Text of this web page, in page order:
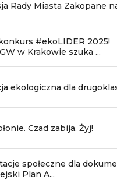
Rady Miasta Zakopane
#ekoLIDER 2025!
w Krakowie szuka ...
ekologiczna dla
Czad zabija. Żyj!
społeczne dla
Plan A...